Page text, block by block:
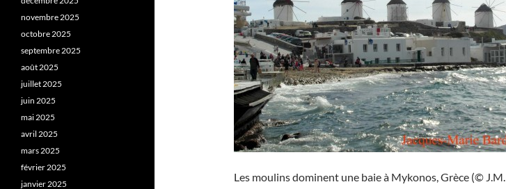
Les moulins dominent une baie à Mykonos, Grèce (© J.M.
novembre 2025
octobre 2025
septembre 2025
août 2025
juillet 2025
juin 2025
mai 2025
avril 2025
mars 2025
février 2025
janvier 2025